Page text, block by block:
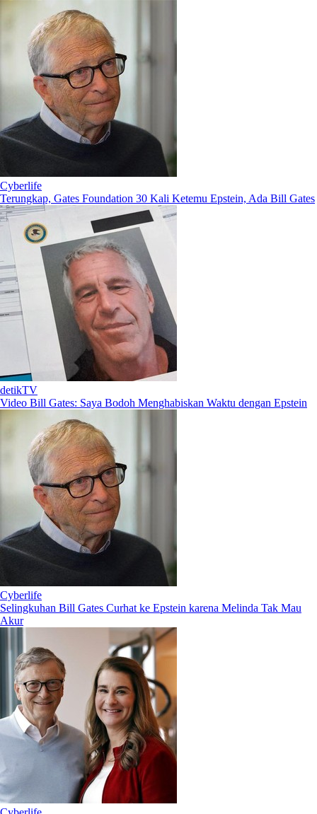
Cyberlife
Terungkap, Gates Foundation 30 Kali Ketemu Epstein, Ada Bill Gates
detikTV
Video Bill Gates: Saya Bodoh Menghabiskan Waktu dengan Epstein
Cyberlife
Selingkuhan Bill Gates Curhat ke Epstein karena Melinda Tak Mau
Akur